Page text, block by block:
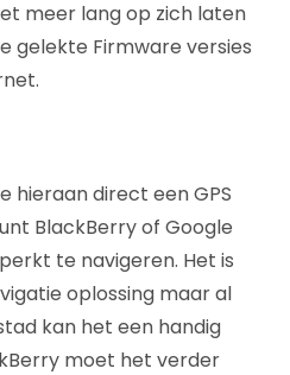
meer lang op zich laten
gelekte Firmware versies
hieraan direct een GPS
BlackBerry of Google
te navigeren. Het is
oplossing maar al
kan het een handig
moet het verder